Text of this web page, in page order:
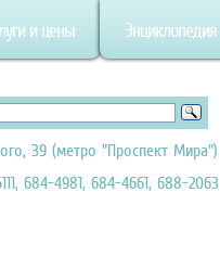
и цены Энциклопедия
39 (метро "Проспект Мира")
684-4981, 684-4661, 688-2063